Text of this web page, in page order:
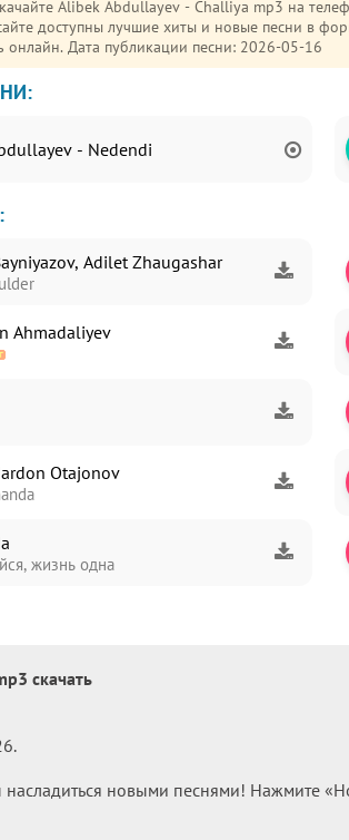
доступны лучшие хиты и новые песни в
онлайн. Дата публикации песни: 2026-05-16
- Nedendi
Adilet Zhaugashar
Ahmadaliyev
Otajonov
жизнь одна
скачать
новыми песнями! Нажмите